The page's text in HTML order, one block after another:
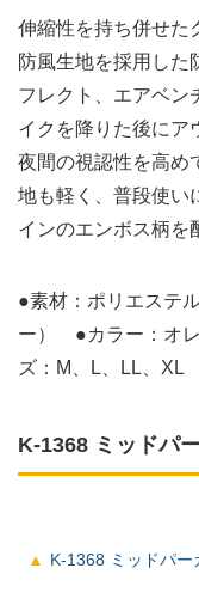
伸縮性を持ち併せた
防風生地を採用した
フレクト、エアベン
イクを降りた後にア
夜間の視認性を高め
地も軽く、普段使い
インのエンボス柄を
●素材：ポリエステ
ー） ●カラー：オ
ズ：M、L、LL、
K-1368 ミッドパ
K-1368 ミッドパー